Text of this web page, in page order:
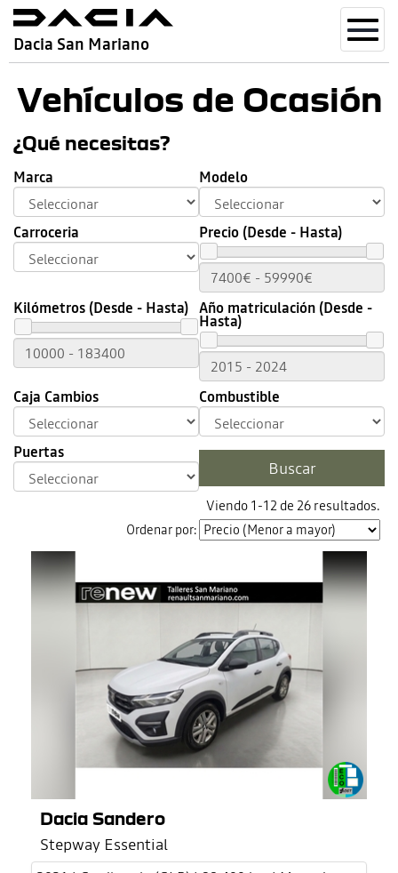
Dacia San Mariano
Vehículos de Ocasión
¿Qué necesitas?
Marca Modelo
Carroceria Precio (Desde - Hasta)
Kilómetros (Desde - Hasta) Año matriculación (Desde -
Hasta)
Caja Cambios Combustible
Puertas
Viendo 1-12 de 26 resultados.
Ordenar por:
Dacia Sandero
Stepway Essential